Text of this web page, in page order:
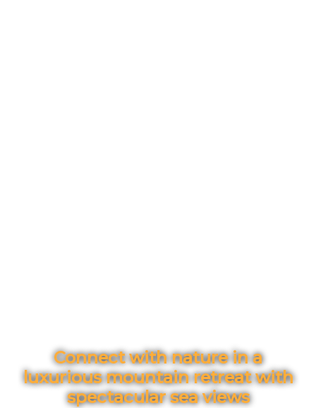
Connect with nature in a
luxurious mountain retreat with
spectacular sea views